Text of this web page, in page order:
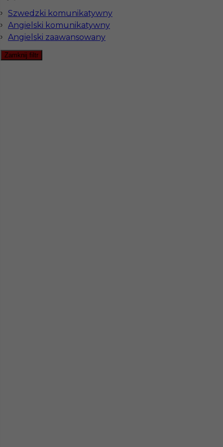
Szwedzki komunikatywny
Angielski komunikatywny
Angielski zaawansowany
Zamknij filtr